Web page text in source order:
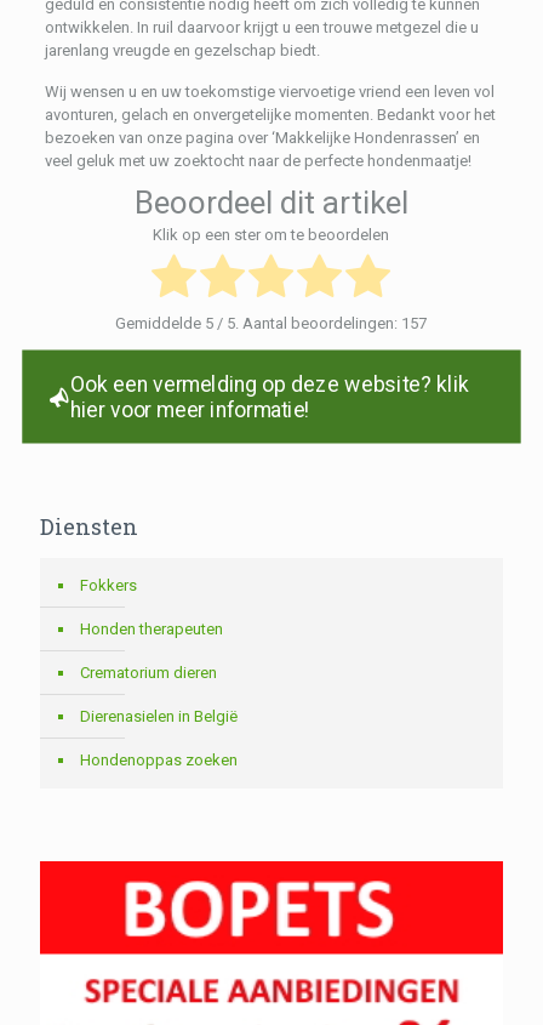
geduld en consistentie nodig heeft om zich volledig te kunnen
ontwikkelen. In ruil daarvoor krijgt u een trouwe metgezel die u
jarenlang vreugde en gezelschap biedt.
Wij wensen u en uw toekomstige viervoetige vriend een leven vol
avonturen, gelach en onvergetelijke momenten. Bedankt voor het
bezoeken van onze pagina over ‘Makkelijke Hondenrassen’ en
veel geluk met uw zoektocht naar de perfecte hondenmaatje!
Beoordeel dit artikel
Klik op een ster om te beoordelen
Gemiddelde 5 / 5. Aantal beoordelingen: 157
Ook een vermelding op deze website? klik
hier voor meer informatie!
Diensten
Fokkers
Honden therapeuten
Crematorium dieren
Dierenasielen in België
Hondenoppas zoeken